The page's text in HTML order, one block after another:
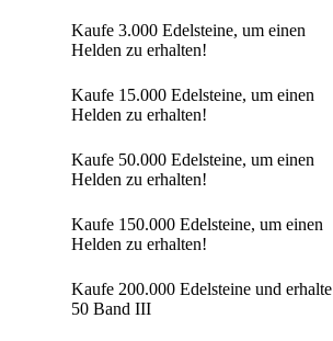
Kaufe 3.000 Edelsteine, um einen
Helden zu erhalten!
Kaufe 15.000 Edelsteine, um einen
Helden zu erhalten!
Kaufe 50.000 Edelsteine, um einen
Helden zu erhalten!
Kaufe 150.000 Edelsteine, um einen
Helden zu erhalten!
Kaufe 200.000 Edelsteine und erhalte
50 Band III